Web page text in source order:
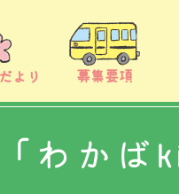
より 募集要項
「わか